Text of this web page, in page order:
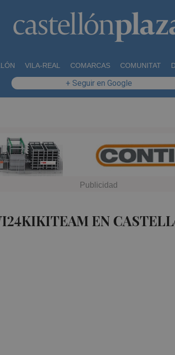
VILA-REAL COMARCAS COMUNITAT
+ Seguir en Google
EN